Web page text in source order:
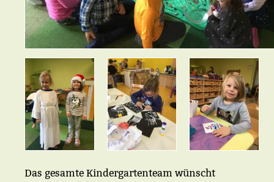
Das gesamte Kindergartenteam wünscht